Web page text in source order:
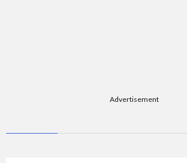
Advertisement